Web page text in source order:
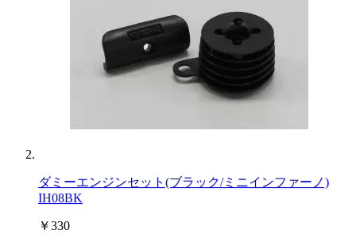
ダミーエンジンセット(ブラック/ミニインファーノ)
IH08BK
￥330